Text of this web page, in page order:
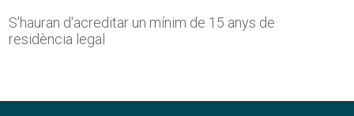
S'hauran d'acreditar un mínim de 15 anys de
residència legal